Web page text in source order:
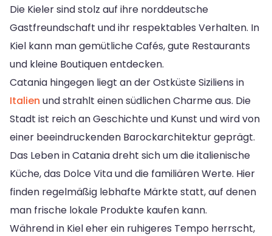
Die Kieler sind stolz auf ihre norddeutsche
Gastfreundschaft und ihr respektables Verhalten. In
Kiel kann man gemütliche Cafés, gute Restaurants
und kleine Boutiquen entdecken.
Catania hingegen liegt an der Ostküste Siziliens in
Italien und strahlt einen südlichen Charme aus. Die
Stadt ist reich an Geschichte und Kunst und wird von
einer beeindruckenden Barockarchitektur geprägt.
Das Leben in Catania dreht sich um die italienische
Küche, das Dolce Vita und die familiären Werte. Hier
finden regelmäßig lebhafte Märkte statt, auf denen
man frische lokale Produkte kaufen kann.
Während in Kiel eher ein ruhigeres Tempo herrscht,